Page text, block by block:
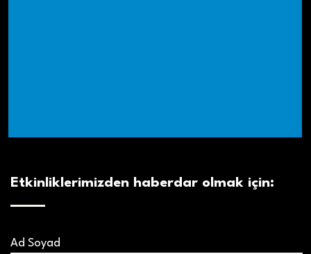
Etkinliklerimizden haberdar olmak için:
Ad Soyad